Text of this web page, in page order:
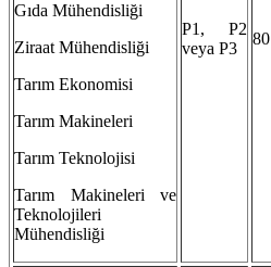
Gıda Mühendisliği
Ziraat Mühendisliği
Tarım Ekonomisi
Tarım Makineleri
Tarım Teknolojisi
Tarım Makineleri ve
Teknolojileri
Mühendisliği
P1, P2
veya P3
80